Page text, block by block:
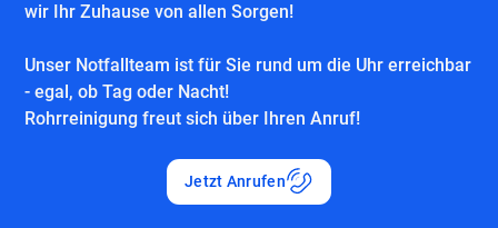
wir Ihr Zuhause von allen Sorgen!
Unser Notfallteam ist für Sie rund um die Uhr erreichbar
- egal, ob Tag oder Nacht!
Rohrreinigung freut sich über Ihren Anruf!
Jetzt Anrufen